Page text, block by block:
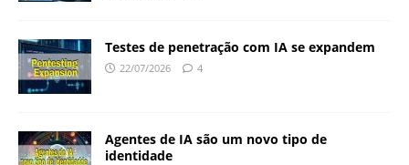
Testes de penetração com IA se expandem
22/07/2026 4
Agentes de IA são um novo tipo de
identidade